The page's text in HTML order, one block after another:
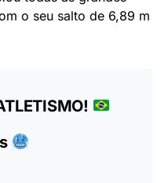
em
da campeã
nos Jogos de Pequim
demais com a